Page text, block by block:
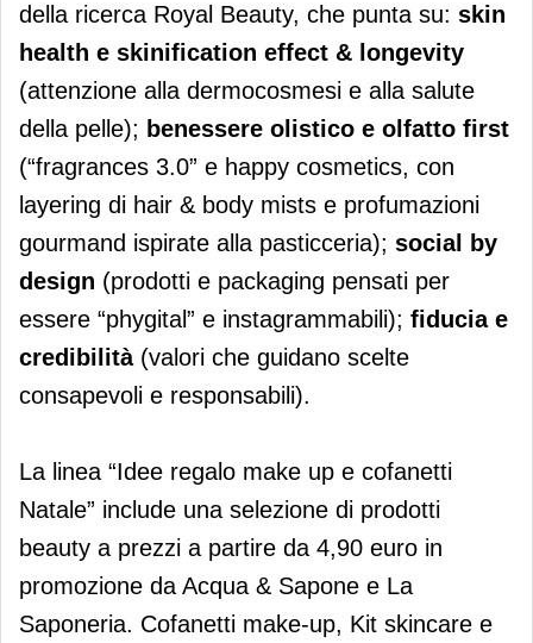
della ricerca Royal Beauty, che punta su: skin
health e skinification effect & longevity
(attenzione alla dermocosmesi e alla salute
della pelle); benessere olistico e olfatto first
(“fragrances 3.0” e happy cosmetics, con
layering di hair & body mists e profumazioni
gourmand ispirate alla pasticceria); social by
design (prodotti e packaging pensati per
essere “phygital” e instagrammabili); fiducia e
credibilità(valori che guidano scelte
consapevoli e responsabili).
La linea “Idee regalo make up e cofanetti
Natale” include una selezione di prodotti
beauty a prezzi a partire da 4,90 euro in
promozione da Acqua & Sapone e La
Saponeria. Cofanetti make-up, Kit skincare e